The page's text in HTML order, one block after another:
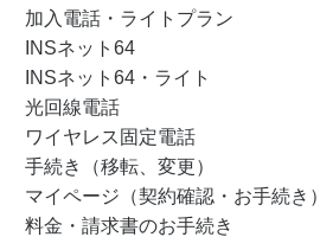
加入電話・ライトプラン
INSネット64
INSネット64・ライト
光回線電話
ワイヤレス固定電話
手続き（移転、変更）
マイページ（契約確認・お手続き）
料金・請求書のお手続き